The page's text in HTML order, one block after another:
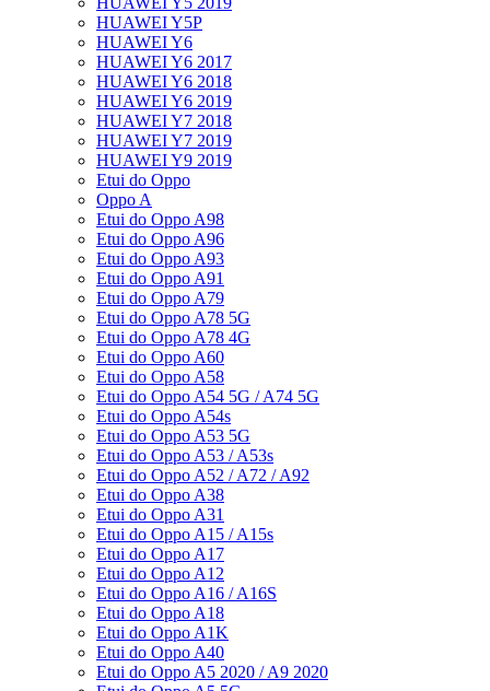
HUAWEI Y5P
HUAWEI Y6
HUAWEI Y6 2017
HUAWEI Y6 2018
HUAWEI Y6 2019
HUAWEI Y7 2018
HUAWEI Y7 2019
HUAWEI Y9 2019
Etui do Oppo
Oppo A
Etui do Oppo A98
Etui do Oppo A96
Etui do Oppo A93
Etui do Oppo A91
Etui do Oppo A79
Etui do Oppo A78 5G
Etui do Oppo A78 4G
Etui do Oppo A60
Etui do Oppo A58
Etui do Oppo A54 5G / A74 5G
Etui do Oppo A54s
Etui do Oppo A53 5G
Etui do Oppo A53 / A53s
Etui do Oppo A52 / A72 / A92
Etui do Oppo A38
Etui do Oppo A31
Etui do Oppo A15 / A15s
Etui do Oppo A17
Etui do Oppo A12
Etui do Oppo A16 / A16S
Etui do Oppo A18
Etui do Oppo A1K
Etui do Oppo A40
Etui do Oppo A5 2020 / A9 2020